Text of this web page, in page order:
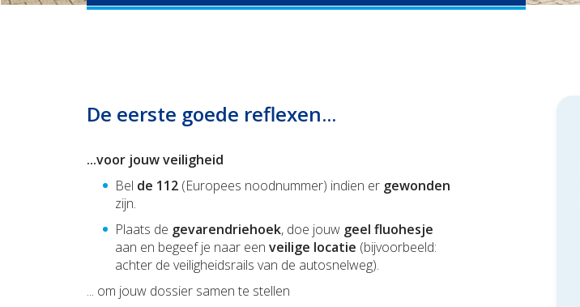
De eerste goede reflexen...
...voor jouw veiligheid
Bel de 112 (Europees noodnummer) indien er gewonden
zijn.
Plaats de gevarendriehoek, doe jouw geel fluohesje
aan en begeef je naar een veilige locatie (bijvoorbeeld:
achter de veiligheidsrails van de autosnelweg).
... om jouw dossier samen te stellen